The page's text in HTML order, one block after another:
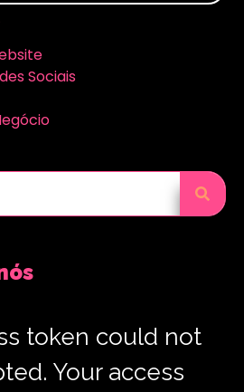
Sociais
token could not
Your access